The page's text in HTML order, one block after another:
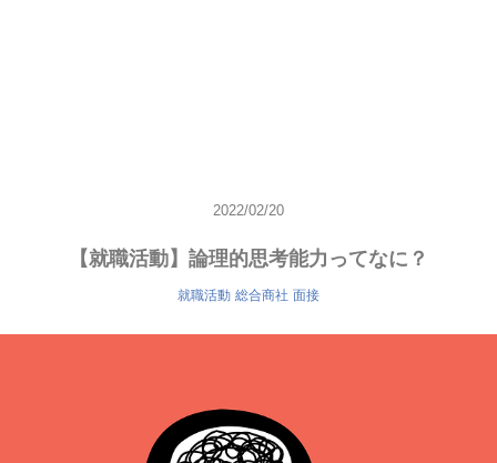
2022/02/20
【就職活動】論理的思考能力ってなに？
就職活動 総合商社 面接